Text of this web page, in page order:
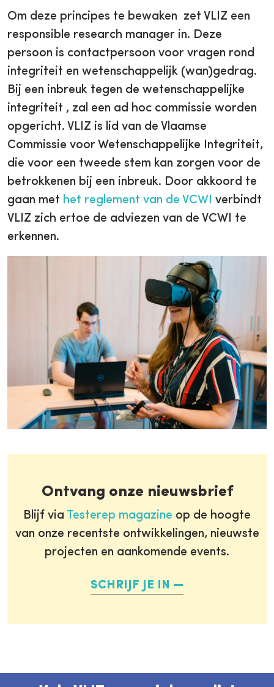
Om deze principes te bewaken zet VLIZ een
responsible research manager in. Deze
persoon is contactpersoon voor vragen rond
integriteit en wetenschappelijk (wan)gedrag.
Bij een inbreuk tegen de wetenschappelijke
integriteit , zal een ad hoc commissie worden
opgericht. VLIZ is lid van de Vlaamse
Commissie voor Wetenschappelijke Integriteit,
die voor een tweede stem kan zorgen voor de
betrokkenen bij een inbreuk. Door akkoord te
gaan met het reglement van de VCWI verbindt
VLIZ zich ertoe de adviezen van de VCWI te
erkennen.
Ontvang onze nieuwsbrief
Blijf via Testerep magazine op de hoogte
van onze recentste ontwikkelingen, nieuwste
projecten en aankomende events.
SCHRIJF JE IN